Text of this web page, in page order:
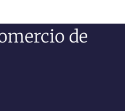
de